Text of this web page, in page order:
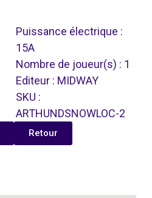
Puissance électrique :
15A
Nombre de joueur(s) : 1
Editeur : MIDWAY
SKU :
ARTHUNDSNOWLOC-2
Retour